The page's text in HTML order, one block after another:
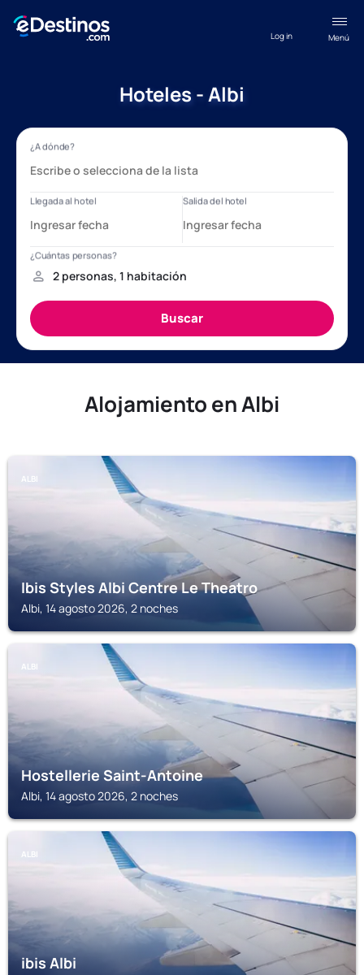
Menú
Log in
Hoteles - Albi
Alojamiento en Albi
ALBI
Ibis Styles Albi Centre Le Theatro
Albi, 14 agosto 2026, 2 noches
ALBI
Hostellerie Saint-Antoine
Albi, 14 agosto 2026, 2 noches
ALBI
ibis Albi